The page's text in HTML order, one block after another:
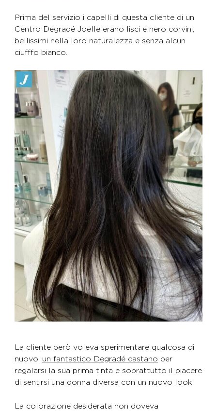
Prima del servizio i capelli di questa cliente di un
Centro Degradé Joelle erano lisci e nero corvini,
bellissimi nella loro naturalezza e senza alcun
ciufffo bianco.
La cliente però voleva sperimentare qualcosa di
nuovo: un fantastico Degradé castano per
regalarsi la sua prima tinta e soprattutto il piacere
di sentirsi una donna diversa con un nuovo look.
La colorazione desiderata non doveva